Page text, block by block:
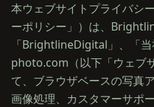
本ウェブサイトプライバシ
ーポリシー」）は、
「BrightlineDigital」、「
photo.com（以下「ウェブ
て、ブラウザベースの写真
画像処理、カスタマーサポ